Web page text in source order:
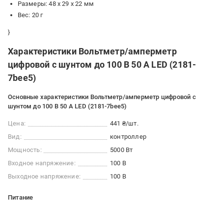
Размеры: 48 х 29 х 22 мм
Вес: 20 г
}
Характеристики Вольтметр/амперметр
цифровой с шунтом до 100 В 50 А LED (2181-
7bee5)
Основные характеристики Вольтметр/амперметр цифровой с
шунтом до 100 В 50 А LED (2181-7bee5)
Цена:
441 ₴/шт.
Вид:
контроллер
Мощность:
5000 Вт
Входное напряжение:
100 В
Выходное напряжение:
100 В
Питание